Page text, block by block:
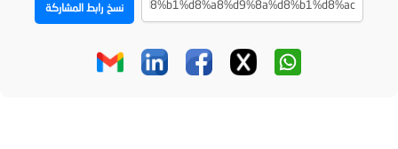
نسخ رابط المشاركة